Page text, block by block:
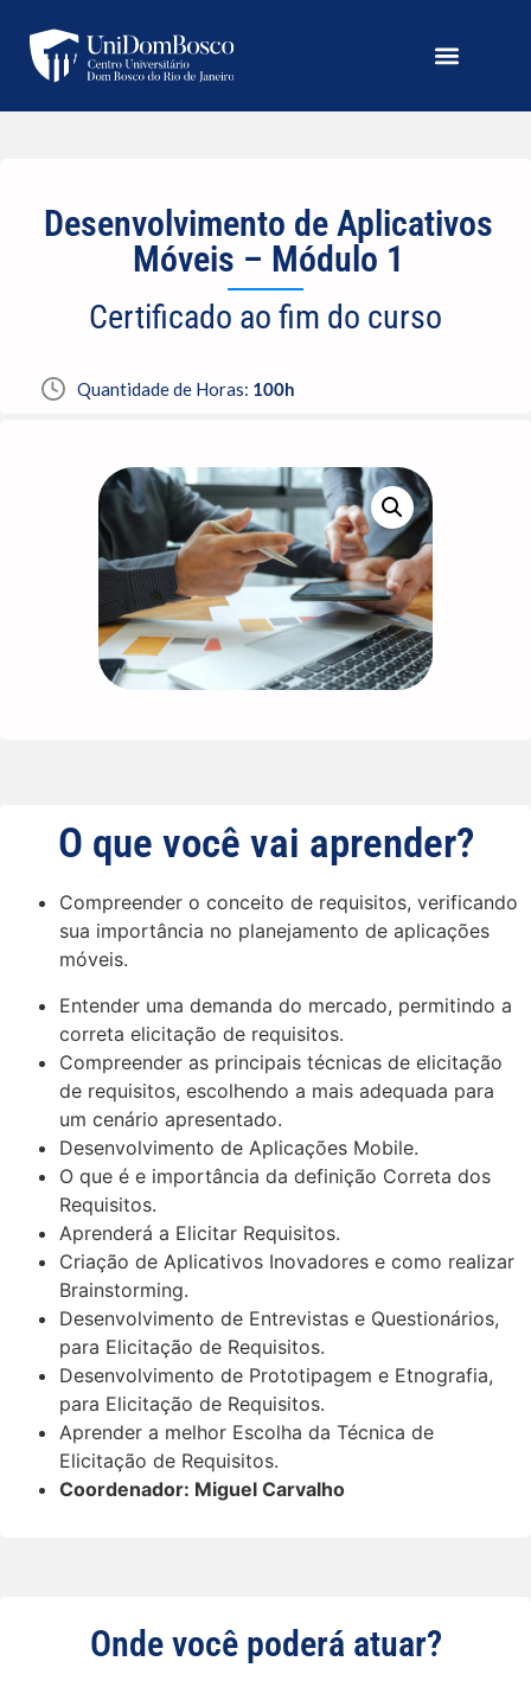
Desenvolvimento de Aplicativos
Móveis – Módulo 1
Certificado ao fim do curso
Quantidade de Horas: 100h
O que você vai aprender?
Compreender o conceito de requisitos, verificando
sua importância no planejamento de aplicações
móveis.
Entender uma demanda do mercado, permitindo a
correta elicitação de requisitos.
Compreender as principais técnicas de elicitação
de requisitos, escolhendo a mais adequada para
um cenário apresentado.
Desenvolvimento de Aplicações Mobile.
O que é e importância da definição Correta dos
Requisitos.
Aprenderá a Elicitar Requisitos.
Criação de Aplicativos Inovadores e como realizar
Brainstorming.
Desenvolvimento de Entrevistas e Questionários,
para Elicitação de Requisitos.
Desenvolvimento de Prototipagem e Etnografia,
para Elicitação de Requisitos.
Aprender a melhor Escolha da Técnica de
Elicitação de Requisitos.
Coordenador: Miguel Carvalho
Onde você poderá atuar?